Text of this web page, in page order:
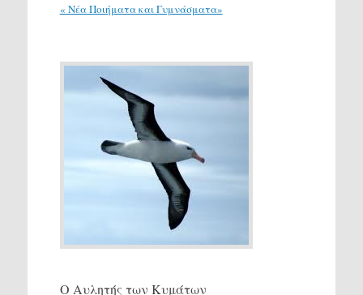
« Νέα Ποιήματα και Γυμνάσματα»
Ο Αυλητής των Κυμάτων